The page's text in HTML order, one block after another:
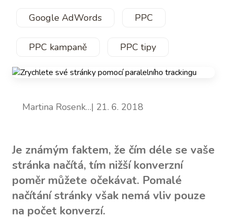
Google AdWords PPC
PPC kampaně PPC tipy
Martina Rosenk…| 21. 6. 2018
Je známým faktem, že čím déle se vaše
stránka načítá, tím nižší konverzní
poměr můžete očekávat. Pomalé
načítání stránky však nemá vliv pouze
na počet konverzí.